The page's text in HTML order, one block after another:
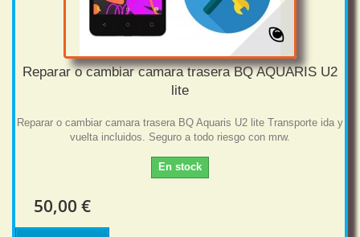
Reparar o cambiar camara trasera BQ AQUARIS U2
lite
Reparar o cambiar camara trasera BQ Aquaris U2 lite Transporte ida y
vuelta incluidos. Seguro a todo riesgo con mrw.
En stock
50,00 €